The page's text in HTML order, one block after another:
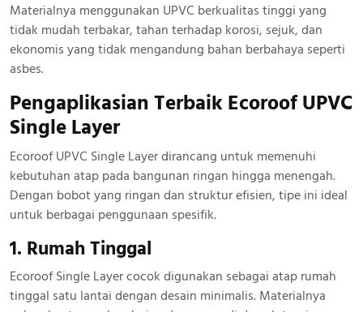
Materialnya menggunakan UPVC berkualitas tinggi yang
tidak mudah terbakar, tahan terhadap korosi, sejuk, dan
ekonomis yang tidak mengandung bahan berbahaya seperti
asbes.
Pengaplikasian Terbaik Ecoroof UPVC
Single Layer
Ecoroof UPVC Single Layer dirancang untuk memenuhi
kebutuhan atap pada bangunan ringan hingga menengah.
Dengan bobot yang ringan dan struktur efisien, tipe ini ideal
untuk berbagai penggunaan spesifik.
1. Rumah Tinggal
Ecoroof Single Layer cocok digunakan sebagai atap rumah
tinggal satu lantai dengan desain minimalis. Materialnya